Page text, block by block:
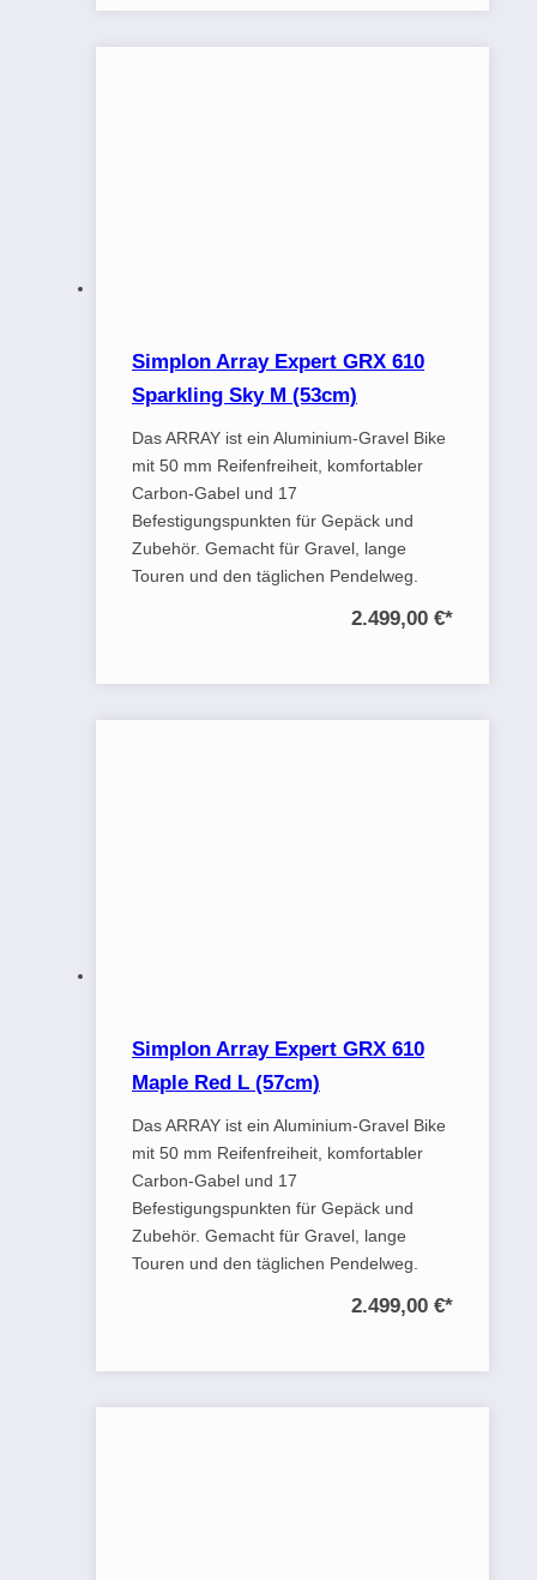
Simplon Array Expert GRX 610
Sparkling Sky M (53cm)
Das ARRAY ist ein Aluminium-Gravel Bike
mit 50 mm Reifenfreiheit, komfortabler
Carbon-Gabel und 17
Befestigungspunkten für Gepäck und
Zubehör. Gemacht für Gravel, lange
Touren und den täglichen Pendelweg.
2.499,00 €*
Simplon Array Expert GRX 610
Maple Red L (57cm)
Das ARRAY ist ein Aluminium-Gravel Bike
mit 50 mm Reifenfreiheit, komfortabler
Carbon-Gabel und 17
Befestigungspunkten für Gepäck und
Zubehör. Gemacht für Gravel, lange
Touren und den täglichen Pendelweg.
2.499,00 €*